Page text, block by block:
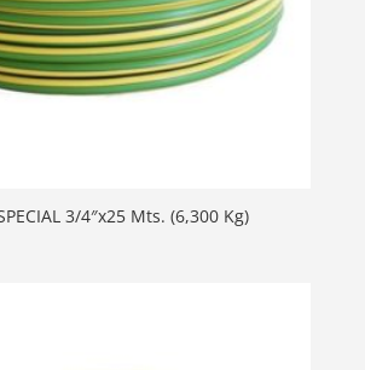
3/4″x25 Mts. (6,300 Kg)